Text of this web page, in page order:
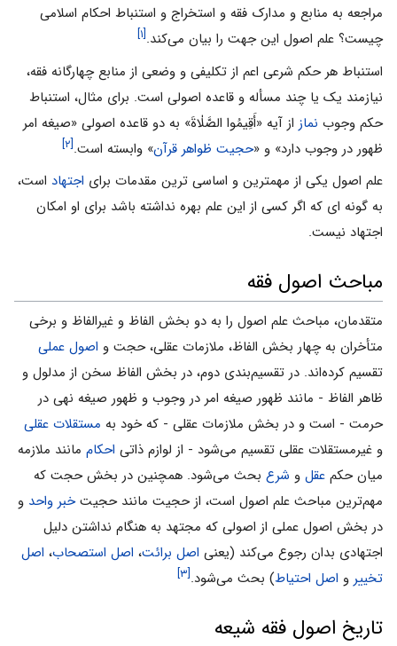
مراجعه به منابع و مدارک فقه و استخراج و استنباط احکام اسلامى
چیست؟ علم اصول این جهت را بیان مى‌کند.[۱]
استنباط هر حکم شرعى اعم از تکلیفى و وضعى از منابع چهارگانه فقه،
نیازمند یک یا چند مسأله و قاعده اصولى است. براى مثال، استنباط
حکم وجوب نماز از آیه «أَقِیمُوا الصَّلٰاةَ» به دو قاعده اصولى «صیغه امر
ظهور در وجوب دارد» و «حجیت ظواهر قرآن» وابسته است.[۲]
علم اصول یکى از مهمترین و اساسى ترین مقدمات براى اجتهاد است،
به گونه اى که اگر کسى از این علم بهره نداشته باشد براى او امکان
اجتهاد نیست.
مباحث اصول فقه
متقدمان، مباحث علم اصول را به دو بخش الفاظ و غیرالفاظ و برخى
متأخران به چهار بخش الفاظ، ملازمات عقلى، حجت و اصول عملى
تقسیم کرده‌اند. در تقسیم‌بندى دوم، در بخش الفاظ سخن از‌ مدلول و
ظاهر الفاظ - مانند ظهور صیغه امر در وجوب و ظهور صیغه نهى در
حرمت - است و در بخش ملازمات عقلى - که خود به مستقلات عقلى
و غیرمستقلات عقلى تقسیم مى‌شود - از لوازم ذاتى احکام مانند ملازمه
میان حکم عقل و شرع بحث مى‌شود. همچنین در بخش حجت که
مهم‌ترین مباحث علم اصول است، از حجیت مانند حجیتخبر واحد و
در بخش اصول عملى از اصولى که مجتهد به هنگام نداشتن دلیل
اجتهادى بدان رجوع مى‌کند (یعنی اصل برائت، اصل استصحاب، اصل
تخییر و اصل احتیاط) بحث مى‌شود.[۳]
تاریخ اصول فقه شیعه